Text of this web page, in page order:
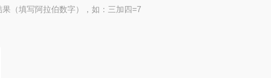
（填写阿拉伯数字），如：三加四=7